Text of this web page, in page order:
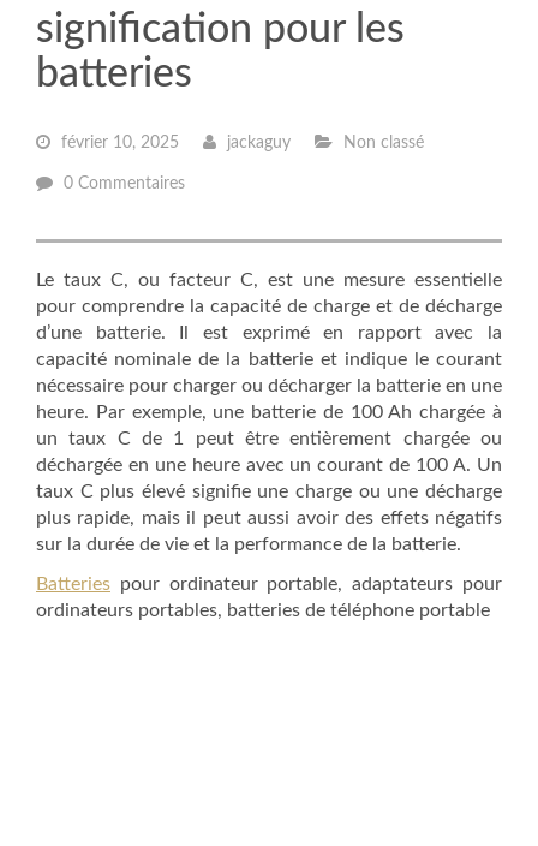
signification pour les
batteries
février 10, 2025 jackaguy Non classé
0 Commentaires
Le taux C, ou facteur C, est une mesure essentielle
pour comprendre la capacité de charge et de décharge
d’une batterie. Il est exprimé en rapport avec la
capacité nominale de la batterie et indique le courant
nécessaire pour charger ou décharger la batterie en une
heure. Par exemple, une batterie de 100 Ah chargée à
un taux C de 1 peut être entièrement chargée ou
déchargée en une heure avec un courant de 100 A. Un
taux C plus élevé signifie une charge ou une décharge
plus rapide, mais il peut aussi avoir des effets négatifs
sur la durée de vie et la performance de la batterie.
Batteries pour ordinateur portable, adaptateurs pour
ordinateurs portables, batteries de téléphone portable